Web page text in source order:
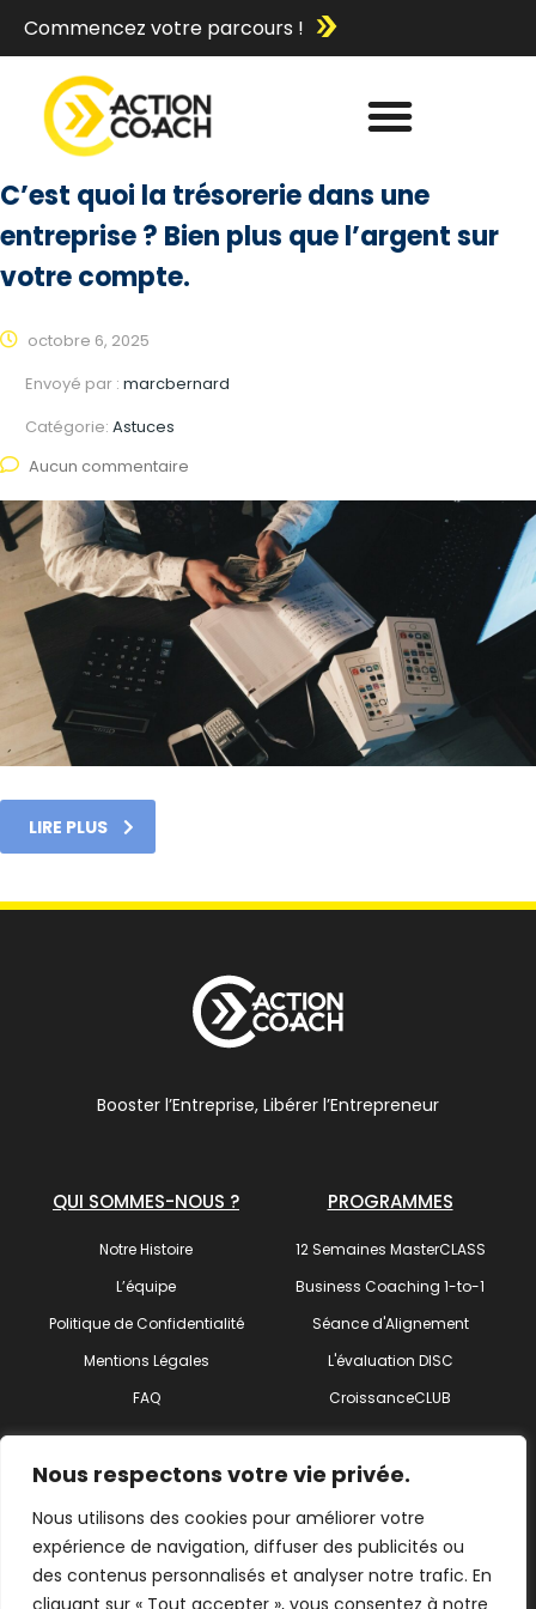
Nous respectons votre vie privée.
Nous utilisons des cookies pour améliorer votre
expérience de navigation, diffuser des publicités ou
des contenus personnalisés et analyser notre trafic. En
cliquant sur « Tout accepter », vous consentez à notre
Commencez votre parcours !
C’est quoi la trésorerie dans une
entreprise ? Bien plus que l’argent sur
votre compte.
octobre 6, 2025
Envoyé par : marcbernard
Catégorie: Astuces
Aucun commentaire
LIRE PLUS
Booster l’Entreprise, Libérer l’Entrepreneur
QUI SOMMES-NOUS ?
Notre Histoire
L’équipe
Politique de Confidentialité
Mentions Légales
FAQ
PROGRAMMES
12 Semaines MasterCLASS
Business Coaching 1-to-1
Séance d'Alignement
L'évaluation DISC
CroissanceCLUB
Trouvez votre coach